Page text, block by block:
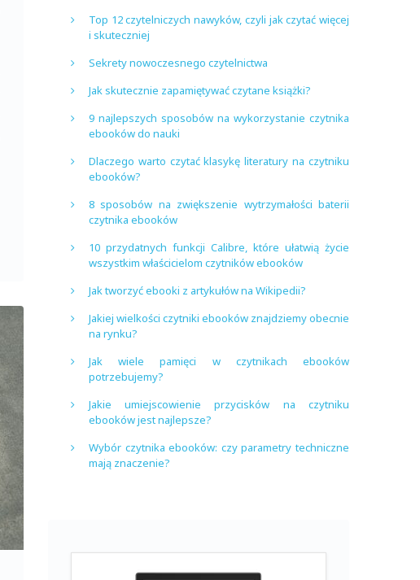
Top 12 czytelniczych nawyków, czyli jak czytać więcej
i skuteczniej
Sekrety nowoczesnego czytelnictwa
Jak skutecznie zapamiętywać czytane książki?
9 najlepszych sposobów na wykorzystanie czytnika
ebooków do nauki
Dlaczego warto czytać klasykę literatury na czytniku
ebooków?
8 sposobów na zwiększenie wytrzymałości baterii
czytnika ebooków
10 przydatnych funkcji Calibre, które ułatwią życie
wszystkim właścicielom czytników ebooków
Jak tworzyć ebooki z artykułów na Wikipedii?
Jakiej wielkości czytniki ebooków znajdziemy obecnie
na rynku?
Jak wiele pamięci w czytnikach ebooków
potrzebujemy?
Jakie umiejscowienie przycisków na czytniku
ebooków jest najlepsze?
Wybór czytnika ebooków: czy parametry techniczne
mają znaczenie?